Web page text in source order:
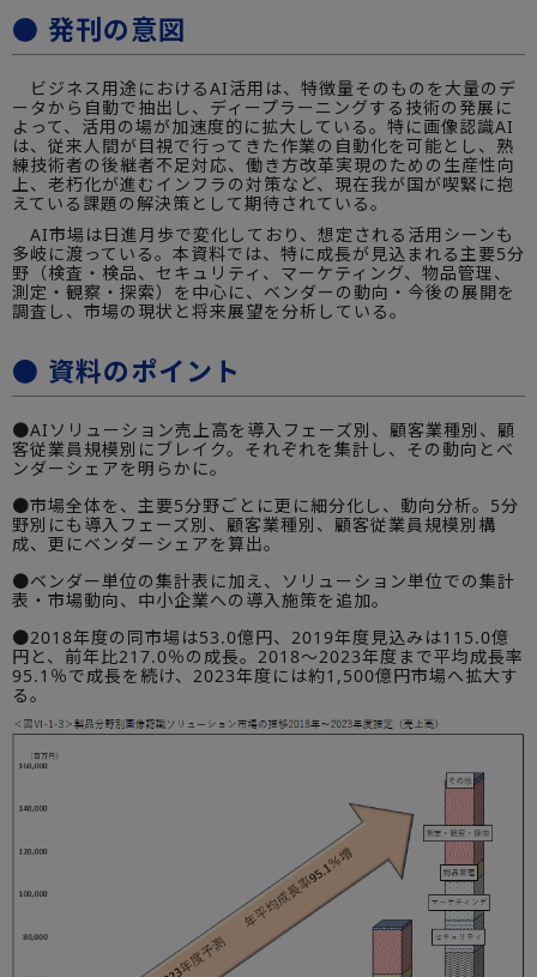
● 発刊の意図
ビジネス用途におけるAI活用は、特徴量そのものを大量のデ
ータから自動で抽出し、ディープラーニングする技術の発展に
よって、活用の場が加速度的に拡大している。特に画像認識AI
は、従来人間が目視で行ってきた作業の自動化を可能とし、熟
練技術者の後継者不足対応、働き方改革実現のための生産性向
上、老朽化が進むインフラの対策など、現在我が国が喫緊に抱
えている課題の解決策として期待されている。
AI市場は日進月歩で変化しており、想定される活用シーンも
多岐に渡っている。本資料では、特に成長が見込まれる主要5分
野（検査・検品、セキュリティ、マーケティング、物品管理、
測定・観察・探索）を中心に、ベンダーの動向・今後の展開を
調査し、市場の現状と将来展望を分析している。
● 資料のポイント
●AIソリューション売上高を導入フェーズ別、顧客業種別、顧
客従業員規模別にブレイク。それぞれを集計し、その動向とベ
ンダーシェアを明らかに。
●市場全体を、主要5分野ごとに更に細分化し、動向分析。5分
野別にも導入フェーズ別、顧客業種別、顧客従業員規模別構
成、更にベンダーシェアを算出。
●ベンダー単位の集計表に加え、ソリューション単位での集計
表・市場動向、中小企業への導入施策を追加。
●2018年度の同市場は53.0億円、2019年度見込みは115.0億
円と、前年比217.0％の成長。2018～2023年度まで平均成長率
95.1％で成長を続け、2023年度には約1,500億円市場へ拡大す
る。